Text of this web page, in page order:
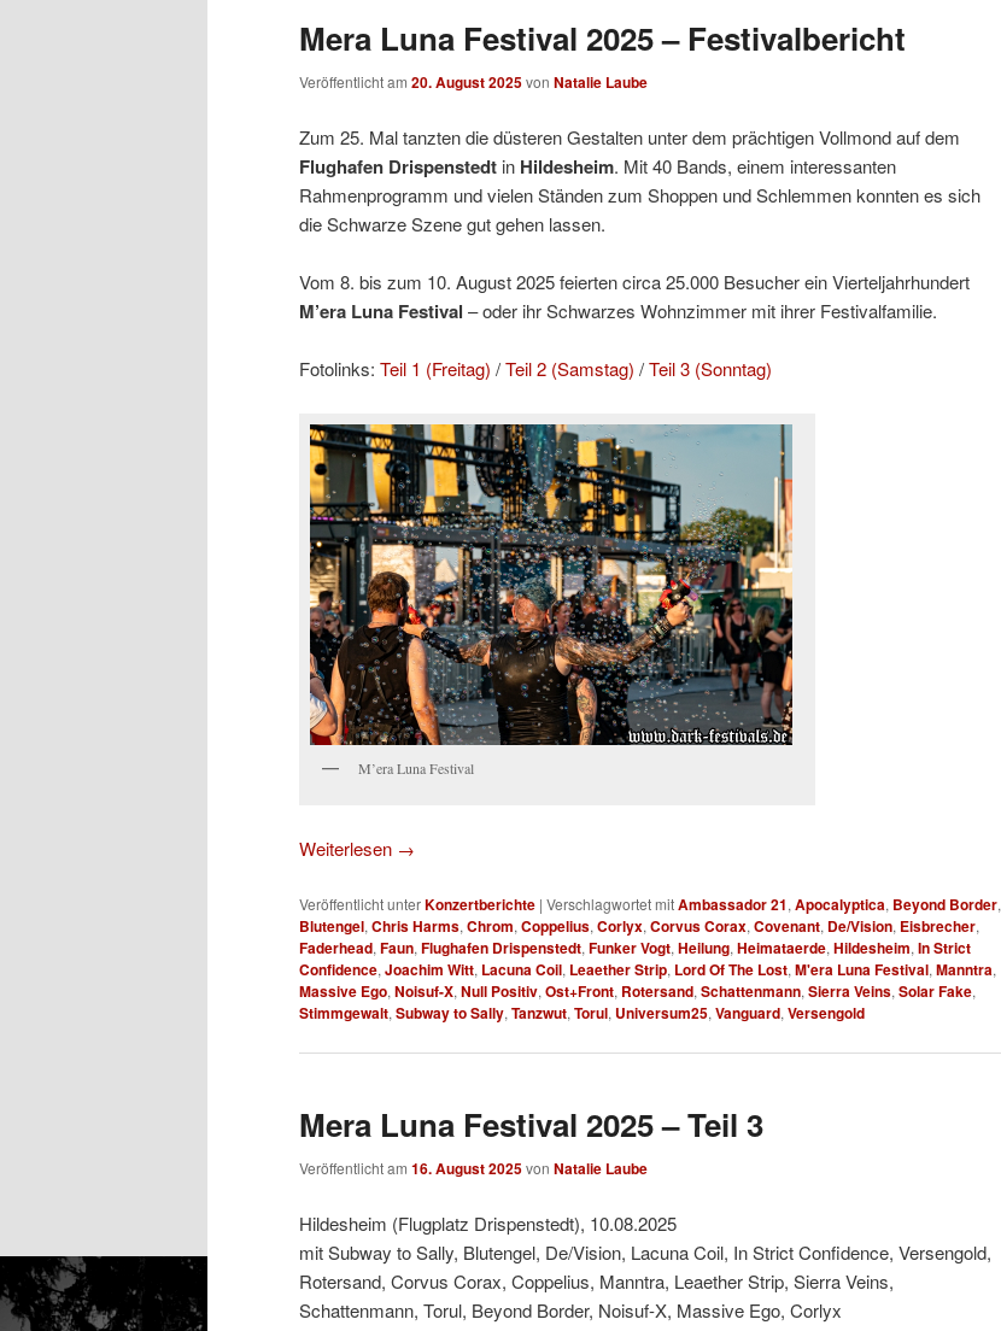
Mera Luna Festival 2025 – Festivalbericht
Veröffentlicht am 20. August 2025von Natalie Laube
Zum 25. Mal tanzten die düsteren Gestalten unter dem prächtigen Vollmond auf dem
Flughafen Drispenstedt in Hildesheim. Mit 40 Bands, einem interessanten
Rahmenprogramm und vielen Ständen zum Shoppen und Schlemmen konnten es sich
die Schwarze Szene gut gehen lassen.
Vom 8. bis zum 10. August 2025 feierten circa 25.000 Besucher ein Vierteljahrhundert
M’era Luna Festival – oder ihr Schwarzes Wohnzimmer mit ihrer Festivalfamilie.
Fotolinks: Teil 1 (Freitag) /Teil 2 (Samstag) /Teil 3 (Sonntag)
M’era Luna Festival
Weiterlesen →
Veröffentlicht unterKonzertberichte | Verschlagwortet mitAmbassador 21, Apocalyptica, Beyond Border,
Blutengel, Chris Harms, Chrom, Coppelius, Corlyx, Corvus Corax, Covenant, De/Vision, Eisbrecher,
Faderhead, Faun, Flughafen Drispenstedt, Funker Vogt, Heilung, Heimataerde, Hildesheim, In Strict
Confidence, Joachim Witt, Lacuna Coil, Leaether Strip, Lord Of The Lost, M'era Luna Festival, Manntra,
Massive Ego, Noisuf-X, Null Positiv, Ost+Front, Rotersand, Schattenmann, Sierra Veins, Solar Fake,
Stimmgewalt, Subway to Sally, Tanzwut, Torul, Universum25, Vanguard, Versengold
Mera Luna Festival 2025 – Teil 3
Veröffentlicht am 16. August 2025von Natalie Laube
Hildesheim (Flugplatz Drispenstedt), 10.08.2025
mit Subway to Sally, Blutengel, De/Vision, Lacuna Coil, In Strict Confidence, Versengold,
Rotersand, Corvus Corax, Coppelius, Manntra, Leaether Strip, Sierra Veins,
Schattenmann, Torul, Beyond Border, Noisuf-X, Massive Ego, Corlyx